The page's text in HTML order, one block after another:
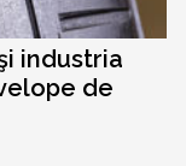
industria
de